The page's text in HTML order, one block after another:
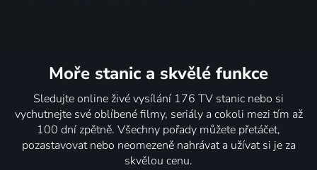
Moře stanic a skvělé funkce
Sledujte online živé vysílání 176 TV stanic nebo si
vychutnejte své oblíbené filmy, seriály a cokoli mezi tím až
100 dní zpětně. Všechny pořady můžete přetáčet,
pozastavovat nebo neomezeně nahrávat a užívat si je za
skvělou cenu.